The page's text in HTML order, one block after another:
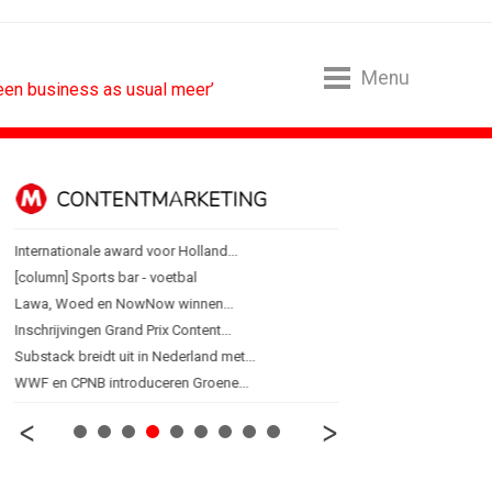
business as usual meer’
Menu
CONTENTMARKETING
Internationale award voor Holland...
[column] Sports bar - voetbal
Lawa, Woed en NowNow winnen...
Inschrijvingen Grand Prix Content...
Substack breidt uit in Nederland met...
WWF en CPNB introduceren Groene...